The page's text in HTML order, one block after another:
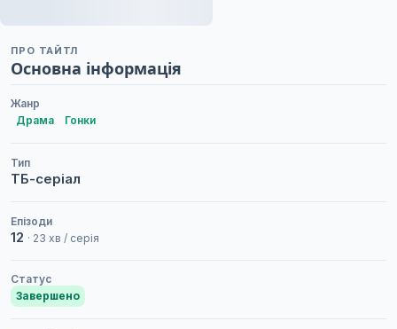
ПРО ТАЙТЛ
Основна інформація
Жанр
Драма
Гонки
Тип
ТБ-серіал
Епізоди
12 · 23 хв / серія
Статус
Завершено